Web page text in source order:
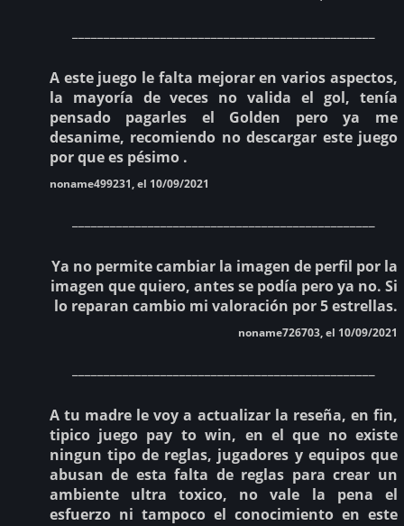
A este juego le falta mejorar en varios aspectos,
la mayoría de veces no valida el gol, tenía
pensado pagarles el Golden pero ya me
desanime, recomiendo no descargar este juego
por que es pésimo .
noname499231, el 10/09/2021
Ya no permite cambiar la imagen de perfil por la
imagen que quiero, antes se podía pero ya no. Si
lo reparan cambio mi valoración por 5 estrellas.
noname726703, el 10/09/2021
A tu madre le voy a actualizar la reseña, en fin,
tipico juego pay to win, en el que no existe
ningun tipo de reglas, jugadores y equipos que
abusan de esta falta de reglas para crear un
ambiente ultra toxico, no vale la pena el
esfuerzo ni tampoco el conocimiento en este